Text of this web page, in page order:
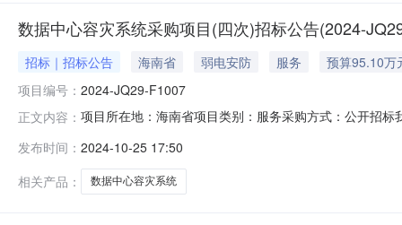
数据中心容灾系统采购项目(四次)招标公告(2024-
招标｜招标公告 海南省 弱电安防 服务
预算95.10万
项目编号： 2024-JQ29-F1007
正文内容： 项目所在地：海南省项目类别：服务采购方式：公开招
海南省海口市合同生效后，中标方在30日内完成安装及
标供应商应当对所投项目
发布时间： 2024-10-25 17:50
相关产品：
数据中心容灾系统